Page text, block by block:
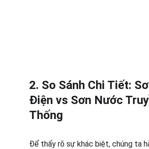
2. So Sánh Chi Tiết:
Điện vs Sơn Nước
Thống
Để thấy rõ sự khác biệt, chúng ta